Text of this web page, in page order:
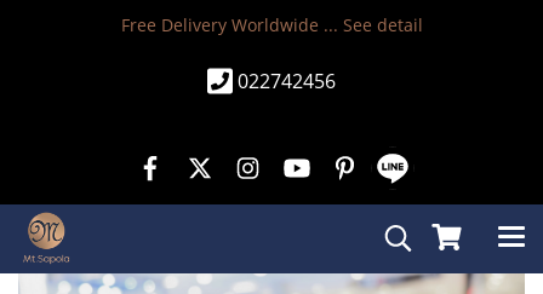
Free Delivery Worldwide ... See detail
022742456